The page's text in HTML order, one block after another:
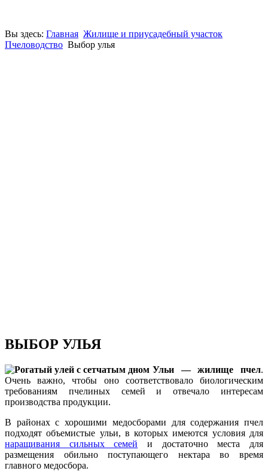
Вы здесь: Главная Жилище и приусадебный участок
Пчеловодство Выбор улья
ВЫБОР УЛЬЯ
Ульи — жилище пчел.
Очень важно, чтобы оно соответствовало биологическим
требованиям пчелиных семей и отвечало интересам
производства продукции.
В районах с хорошими медосборами для содержания пчел
подходят объемистые ульи, в которых имеются условия для
наращивания сильных семей и достаточно места для
размещения обильно поступающего нектара во время
главного медосбора.